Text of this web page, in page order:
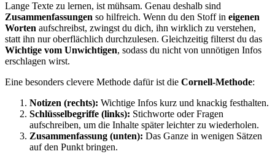
Lange Texte zu lernen, ist mühsam. Genau deshalb sind
Zusammenfassungen so hilfreich. Wenn du den Stoff in eigenen
Worten aufschreibst, zwingst du dich, ihn wirklich zu verstehen,
statt ihn nur oberflächlich durchzulesen. Gleichzeitig filterst du das
Wichtige vom Unwichtigen, sodass du nicht von unnötigen Infos
erschlagen wirst.
Eine besonders clevere Methode dafür ist die Cornell-Methode:
Notizen (rechts): Wichtige Infos kurz und knackig festhalten.
Schlüsselbegriffe (links): Stichworte oder Fragen
aufschreiben, um die Inhalte später leichter zu wiederholen.
Zusammenfassung (unten): Das Ganze in wenigen Sätzen
auf den Punkt bringen.